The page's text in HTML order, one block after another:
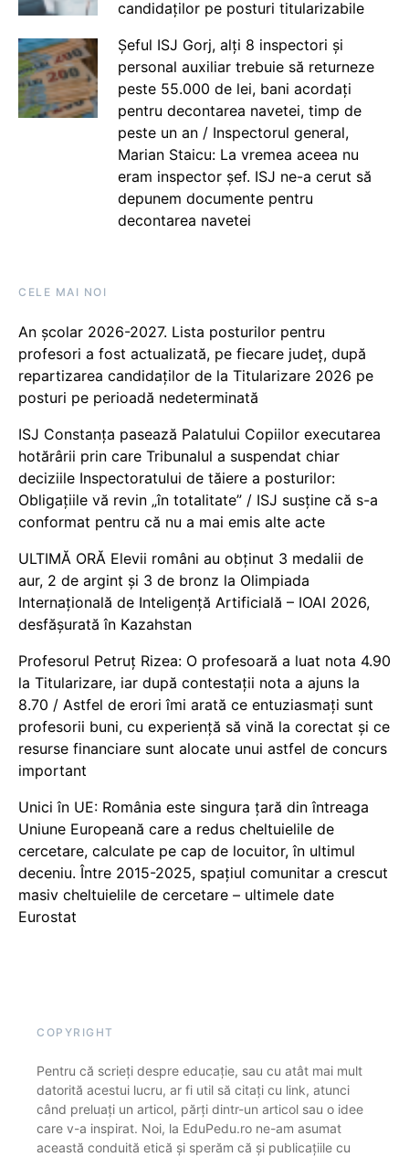
candidaților pe posturi titularizabile
Șeful ISJ Gorj, alți 8 inspectori și
personal auxiliar trebuie să returneze
peste 55.000 de lei, bani acordați
pentru decontarea navetei, timp de
peste un an / Inspectorul general,
Marian Staicu: La vremea aceea nu
eram inspector șef. ISJ ne-a cerut să
depunem documente pentru
decontarea navetei
CELE MAI NOI
An școlar 2026-2027. Lista posturilor pentru
profesori a fost actualizată, pe fiecare județ, după
repartizarea candidaților de la Titularizare 2026 pe
posturi pe perioadă nedeterminată
ISJ Constanța pasează Palatului Copiilor executarea
hotărârii prin care Tribunalul a suspendat chiar
deciziile Inspectoratului de tăiere a posturilor:
Obligațiile vă revin „în totalitate” / ISJ susține că s-a
conformat pentru că nu a mai emis alte acte
ULTIMĂ ORĂ Elevii români au obținut 3 medalii de
aur, 2 de argint și 3 de bronz la Olimpiada
Internațională de Inteligență Artificială – IOAI 2026,
desfășurată în Kazahstan
Profesorul Petruț Rizea: O profesoară a luat nota 4.90
la Titularizare, iar după contestații nota a ajuns la
8.70 / Astfel de erori îmi arată ce entuziasmați sunt
profesorii buni, cu experiență să vină la corectat și ce
resurse financiare sunt alocate unui astfel de concurs
important
Unici în UE: România este singura țară din întreaga
Uniune Europeană care a redus cheltuielile de
cercetare, calculate pe cap de locuitor, în ultimul
deceniu. Între 2015-2025, spațiul comunitar a crescut
masiv cheltuielile de cercetare – ultimele date
Eurostat
COPYRIGHT
Pentru că scrieți despre educație, sau cu atât mai mult
datorită acestui lucru, ar fi util să citați cu link, atunci
când preluați un articol, părți dintr-un articol sau o idee
care v-a inspirat. Noi, la EduPedu.ro ne-am asumat
această conduită etică și sperăm că și publicațiile cu